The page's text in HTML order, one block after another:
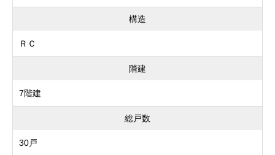
構造
ＲＣ
階建
7階建
総戸数
30戸